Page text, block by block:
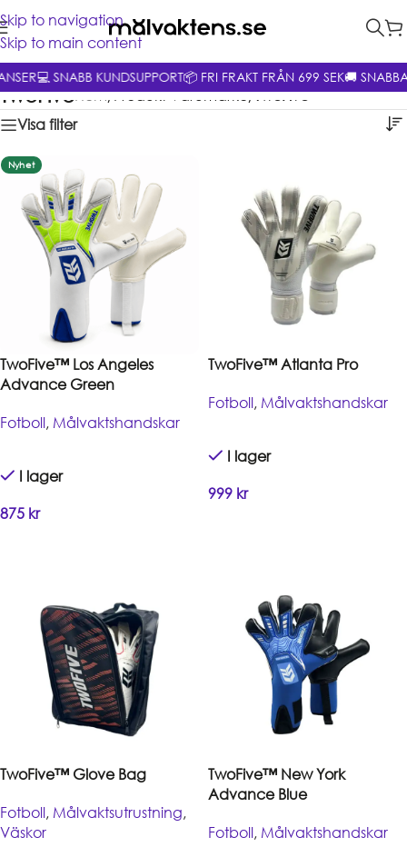
Skip to navigation
Skip to main content
💻 SNABB KUNDSUPPORT📦 FRI FRAKT FRÅN 699 SEK🚚
TwoFiveHem/Produkt Varumärke/TwoFive
Visa filter
Nyhet
TwoFive™ Los Angeles
Advance Green
Fotboll, Målvaktshandskar
I lager
875 kr
TwoFive™ Atlanta Pro
Fotboll, Målvaktshandskar
I lager
999 kr
TwoFive™ Glove Bag
Fotboll, Målvaktsutrustning,
Väskor
TwoFive™ New York
Advance Blue
Fotboll, Målvaktshandskar